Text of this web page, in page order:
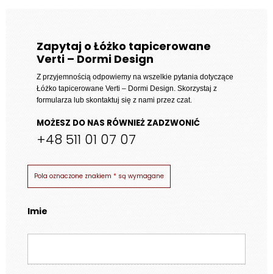
Zapytaj o Łóżko tapicerowane
Verti – Dormi Design
Z przyjemnością odpowiemy na wszelkie pytania dotyczące
Łóżko tapicerowane Verti – Dormi Design . Skorzystaj z
formularza lub skontaktuj się z nami przez czat.
MOŻESZ DO NAS RÓWNIEŻ ZADZWONIĆ
+48 511 01 07 07
Pola oznaczone znakiem * są wymagane
Imie